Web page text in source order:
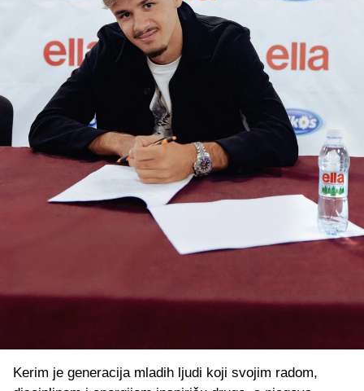
Kerim je generacija mladih ljudi koji svojim radom,